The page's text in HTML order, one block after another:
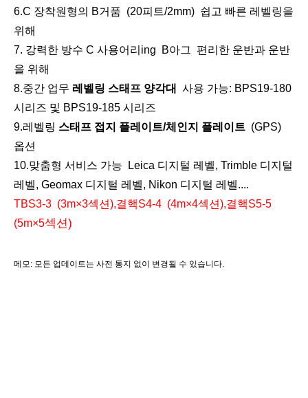
유리섬유 엘리베이터 삼각대(3.6m)
6.C 장착원형의 B거품 (20피트/2mm) 쉽고 빠른 레벨링을
위해
7. 강력한 방수 C 사용어리 ing B아그
편리한 운반과 운반
을 위해
8.중간 업무 레벨링 스태프 양각대
사용 가능: BPS19-180
시리즈 및 BPS19-185 시리즈
9.레벨링 스태프 접지 플레이트/체인지 플레이트 (GPS)
옵션
10.맞춤형 서비스 가능
Leica 디지털 레벨, Trimble 디지털
레벨, Geomax 디지털 레벨, Nikon 디지털 레벨....
TBS3-3 (3m×3섹션),결핵S4-4 (4m×4섹션),결핵S5-5
(5m×5섹션)
메모: 모든 업데이트는 사전 통지 없이 변경될 수 있습니다.